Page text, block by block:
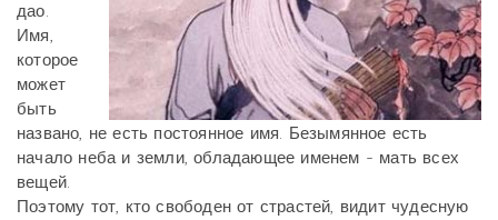
дао.
Имя,
которое
может
быть
названо, не есть постоянное имя. Безымянное есть
начало неба и земли, обладающее именем - мать всех
вещей.
Поэтому тот, кто свободен от страстей, видит чудесную